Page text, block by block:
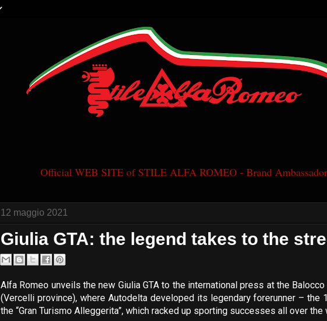
Official WEB SITE of STILE ALFA ROMEO - Brand
12 maggio 2021
Giulia GTA: the legend takes to the
Alfa Romeo unveils the new Giulia GTA to the international press at the
(Vercelli province), where Autodelta developed its legendary forerunner – the
the “Gran Turismo Alleggerita”, which racked up sporting successes all over the